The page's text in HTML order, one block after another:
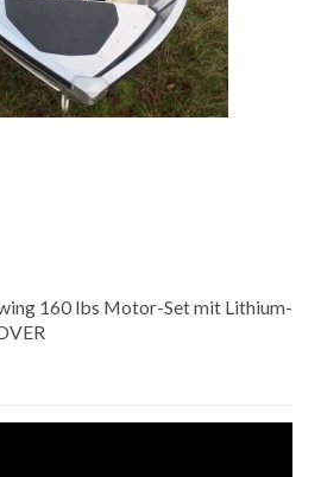
160 lbs Motor-Set mit Lithium-